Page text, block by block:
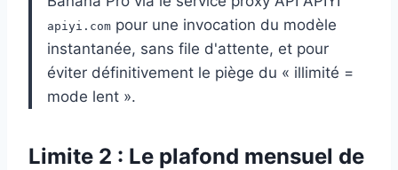
apiyi.com pour une invocation du modèle
instantanée, sans file d'attente, et pour
éviter définitivement le piège du « illimité =
mode lent ».
Limite 2 : Le plafond mensuel de